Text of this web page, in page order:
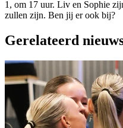
1, om 17 uur. Liv en Sophie
zullen zijn. Ben jij er ook bij?
Gerelateerd